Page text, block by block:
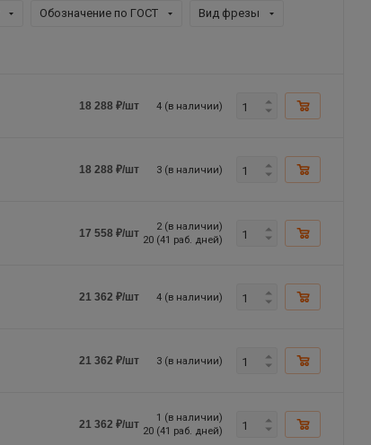
Обозначение по ГОСТ Вид фрезы
18 288 ₽/шт 4 (в наличии)
18 288 ₽/шт 3 (в наличии)
17 558 ₽/шт
2 (в наличии)
20 (41 раб. дней)
21 362 ₽/шт 4 (в наличии)
21 362 ₽/шт 3 (в наличии)
21 362 ₽/шт
1 (в наличии)
20 (41 раб. дней)